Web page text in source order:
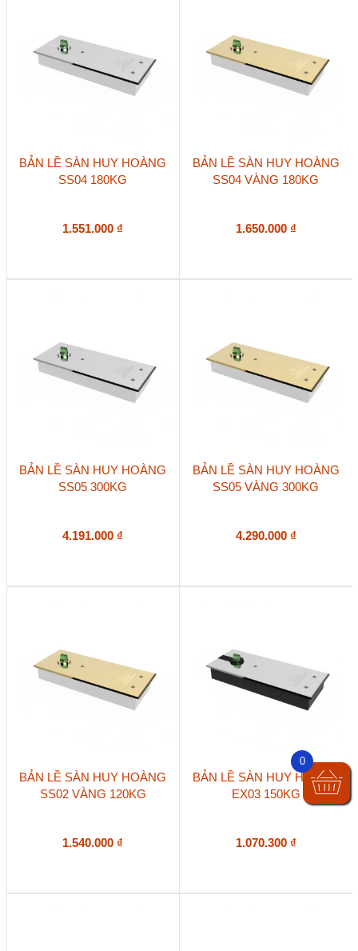
BẢN LỀ SÀN HUY HOÀNG
SS04 180KG
1.551.000 ₫
BẢN LỀ SÀN HUY HOÀNG
SS04 VÀNG 180KG
1.650.000 ₫
BẢN LỀ SÀN HUY HOÀNG
SS05 300KG
4.191.000 ₫
BẢN LỀ SÀN HUY HOÀNG
SS05 VÀNG 300KG
4.290.000 ₫
BẢN LỀ SÀN HUY HOÀNG
SS02 VÀNG 120KG
1.540.000 ₫
BẢN LỀ SÀN HUY HOÀNG
EX03 150KG
1.070.300 ₫
0